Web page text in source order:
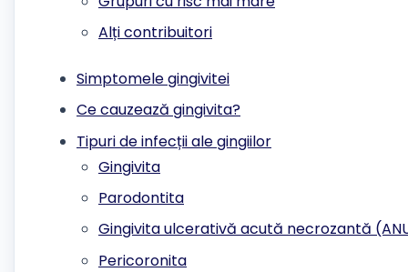
Alți contribuitori
Simptomele gingivitei
Ce cauzează gingivita?
Tipuri de infecții ale gingiilor
Gingivita
Parodontita
Gingivita ulcerativă acută necrozantă
Pericoronita